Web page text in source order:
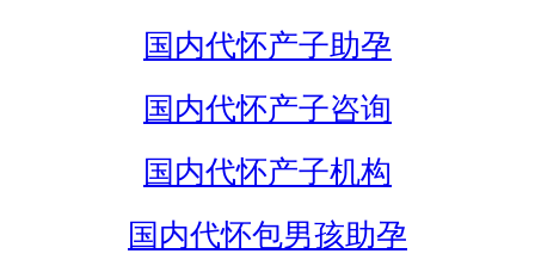
国内代怀产子助孕
国内代怀产子咨询
国内代怀产子机构
国内代怀包男孩助孕